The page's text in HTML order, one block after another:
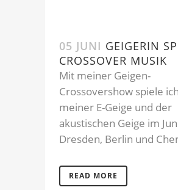
05 JUNI GEIGERIN
CROSSOVER MUSIK
Mit meiner Geigen-
Crossovershow spiele
meiner E-Geige und der
akustischen Geige im
Dresden, Berlin und
READ MORE